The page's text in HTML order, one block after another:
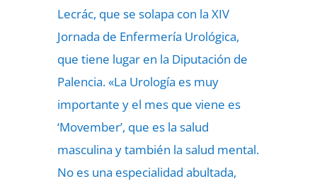
Lecrác, que se solapa con la XIV
Jornada de Enfermería Urológica,
que tiene lugar en la Diputación de
Palencia. «La Urología es muy
importante y el mes que viene es
‘Movember’, que es la salud
masculina y también la salud mental.
No es una especialidad abultada,